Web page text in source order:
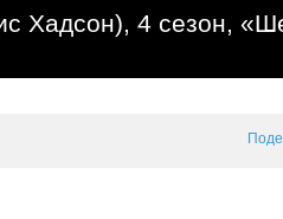
Хадсон), 4 сезон,